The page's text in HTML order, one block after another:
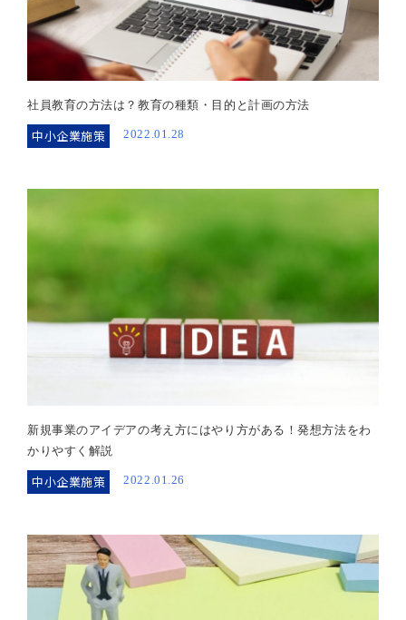
社員教育の方法は？教育の種類・目的と計画の方法
中小企業施策 2022.01.28
新規事業のアイデアの考え方にはやり方がある！発想方法をわ
かりやすく解説
中小企業施策 2022.01.26